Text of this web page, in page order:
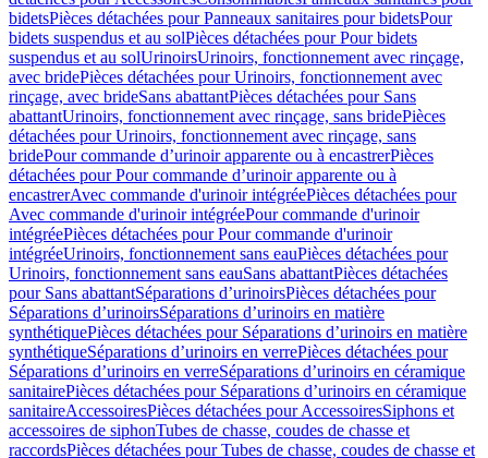
bidetsPièces détachées pour Panneaux sanitaires pour bidetsPour
bidets suspendus et au solPièces détachées pour Pour bidets
suspendus et au solUrinoirsUrinoirs, fonctionnement avec rinçage,
avec bridePièces détachées pour Urinoirs, fonctionnement avec
rinçage, avec brideSans abattantPièces détachées pour Sans
abattantUrinoirs, fonctionnement avec rinçage, sans bridePièces
détachées pour Urinoirs, fonctionnement avec rinçage, sans
bridePour commande d’urinoir apparente ou à encastrerPièces
détachées pour Pour commande d’urinoir apparente ou à
encastrerAvec commande d'urinoir intégréePièces détachées pour
Avec commande d'urinoir intégréePour commande d'urinoir
intégréePièces détachées pour Pour commande d'urinoir
intégréeUrinoirs, fonctionnement sans eauPièces détachées pour
Urinoirs, fonctionnement sans eauSans abattantPièces détachées
pour Sans abattantSéparations d’urinoirsPièces détachées pour
Séparations d’urinoirsSéparations d’urinoirs en matière
synthétiquePièces détachées pour Séparations d’urinoirs en matière
synthétiqueSéparations d’urinoirs en verrePièces détachées pour
Séparations d’urinoirs en verreSéparations d’urinoirs en céramique
sanitairePièces détachées pour Séparations d’urinoirs en céramique
sanitaireAccessoiresPièces détachées pour AccessoiresSiphons et
accessoires de siphonTubes de chasse, coudes de chasse et
raccordsPièces détachées pour Tubes de chasse, coudes de chasse et